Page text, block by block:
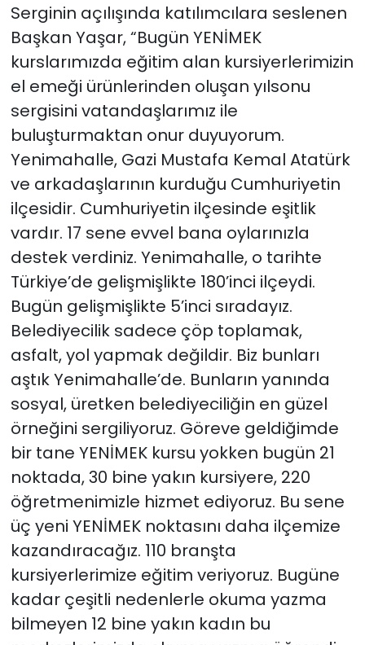
Serginin açılışında katılımcılara seslenen
Başkan Yaşar, “Bugün YENİMEK
kurslarımızda eğitim alan kursiyerlerimizin
el emeği ürünlerinden oluşan yılsonu
sergisini vatandaşlarımız ile
buluşturmaktan onur duyuyorum.
Yenimahalle, Gazi Mustafa Kemal Atatürk
ve arkadaşlarının kurduğu Cumhuriyetin
ilçesidir. Cumhuriyetin ilçesinde eşitlik
vardır. 17 sene evvel bana oylarınızla
destek verdiniz. Yenimahalle, o tarihte
Türkiye’de gelişmişlikte 180’inci ilçeydi.
Bugün gelişmişlikte 5’inci sıradayız.
Belediyecilik sadece çöp toplamak,
asfalt, yol yapmak değildir. Biz bunları
aştık Yenimahalle’de. Bunların yanında
sosyal, üretken belediyeciliğin en güzel
örneğini sergiliyoruz. Göreve geldiğimde
bir tane YENİMEK kursu yokken bugün 21
noktada, 30 bine yakın kursiyere, 220
öğretmenimizle hizmet ediyoruz. Bu sene
üç yeni YENİMEK noktasını daha ilçemize
kazandıracağız. 110 branşta
kursiyerlerimize eğitim veriyoruz. Bugüne
kadar çeşitli nedenlerle okuma yazma
bilmeyen 12 bine yakın kadın bu